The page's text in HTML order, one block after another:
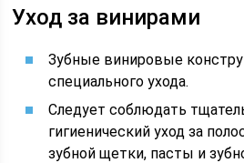
Уход за винирами
Зубные винировые
специального ухода.
Следует соблюдать
гигиенический уход за
зубной щетки, пасты и